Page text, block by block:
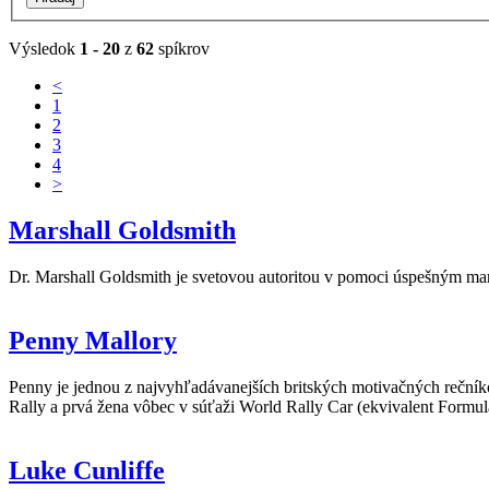
Výsledok 1 - 20 z 62 spíkrov
<
1
2
3
4
>
Marshall Goldsmith
Dr. Marshall Goldsmith je svetovou autoritou v pomoci úspešným
Penny Mallory
Penny je jednou z najvyhľadávanejších britských motivačných
Rally a prvá žena vôbec v súťaži World Rally Car (ekvivalent
Luke Cunliffe